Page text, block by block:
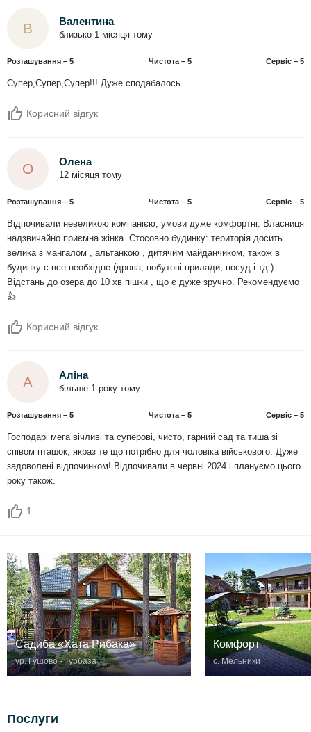
В Валентина
близько 1 місяця тому
Розташування – 5 Чистота – 5 Сервіс – 5
Супер,Супер,Супер!!! Дуже сподабалось.
Корисний відгук
О Олена
12 місяця тому
Розташування – 5 Чистота – 5 Сервіс – 5
Відпочивали невеликою компанією, умови дуже комфортні. Власниця
надзвичайно приємна жінка. Стосовно будинку: територія досить
велика з мангалом , альтанкою , дитячим майданчиком, також в
будинку є все необхідне (дрова, побутові прилади, посуд і тд.) .
Відстань до озера до 10 хв пішки , що є дуже зручно. Рекомендуємо
👍
Корисний відгук
А Аліна
більше 1 року тому
Розташування – 5 Чистота – 5 Сервіс – 5
Господарі мега вічливі та суперові, чисто, гарний сад та тиша зі
співом пташок, якраз те що потрібно для чоловіка військового. Дуже
задоволені відпочинком! Відпочивали в червні 2024 і плануємо цього
року також.
1
Садиба «Хата Рибака»
ур. Гушово - Турбаза
Комфорт
с. Мельники
Послуги